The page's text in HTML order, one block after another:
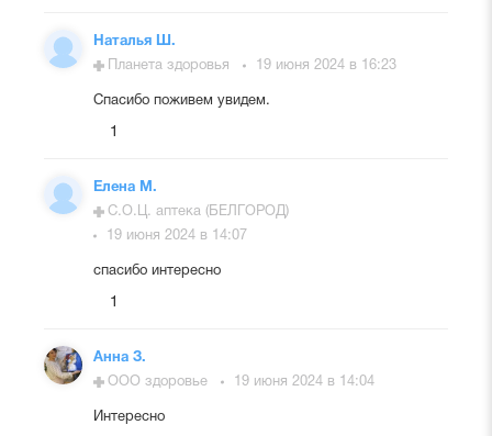
Наталья Ш.
Планета здоровья
19 июня 2024 в 16:23
Спасибо поживем увидем.
1
Елена М.
С.О.Ц. аптека (БЕЛГОРОД)
19 июня 2024 в 14:07
спасибо интересно
1
Анна З.
ООО здоровье
19 июня 2024 в 14:04
Интересно